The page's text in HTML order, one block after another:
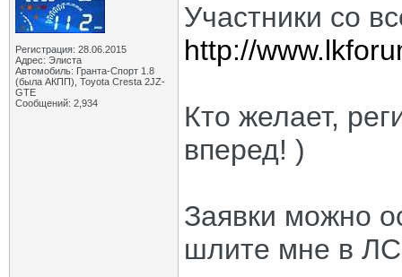
Регистрация: 28.06.2015
Адрес: Элиста
Автомобиль: Гранта-Спорт 1.8
(была АКПП), Toyota Cresta 2JZ-
GTE
Сообщений: 2,934
Участники со
http://
Кто желает,
вперед! )
Заявки можно
шлите мне в